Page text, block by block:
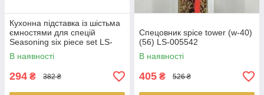
Кухонна підставка із шістьма
ємностями для спецій
Seasoning six piece set LS-
007493
В наявності
294 ₴ 382 ₴
Спецовник spice tower (w-40)
(56) LS-005542
В наявності
405 ₴ 526 ₴